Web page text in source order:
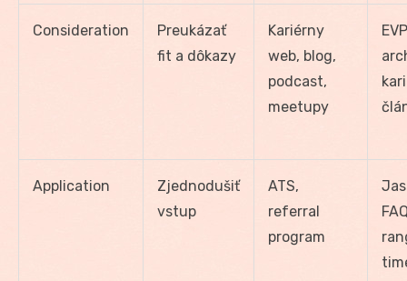
Consideration
Preukázať
fit a dôkazy
Kariérny
web, blog,
podcast,
meetupy
Application
Zjednodušiť
vstup
ATS,
referral
program